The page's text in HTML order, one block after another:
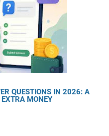
QUESTIONS IN 2026: A
MONEY